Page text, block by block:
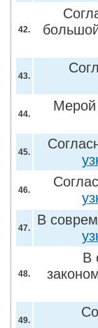
42.
43.
44.
Мерой
45.
46.
47.
В
48.
В
49.